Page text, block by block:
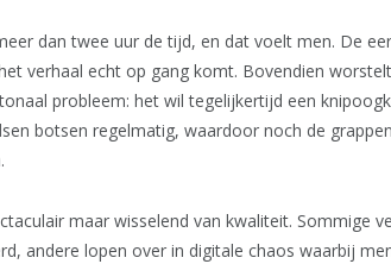
dan twee uur de tijd, en dat voelt men. De
verhaal echt op gang komt. Bovendien
probleem: het wil tegelijkertijd een
botsen regelmatig, waardoor noch de
maar wisselend van kwaliteit. Sommige
andere lopen over in digitale chaos waarbij